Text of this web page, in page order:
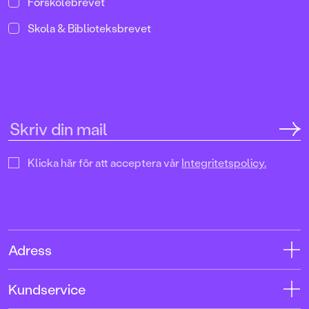
Skola & Biblioteksbrevet
Klicka här för att acceptera vårIntegritetspolicy.
Adress
Kundservice